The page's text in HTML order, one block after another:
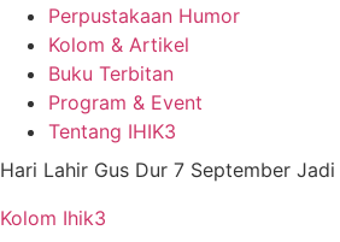
Perpustakaan Humor
Kolom & Artikel
Buku Terbitan
Program & Event
Tentang IHIK3
Hari Lahir Gus Dur 7 September
Kolom Ihik3